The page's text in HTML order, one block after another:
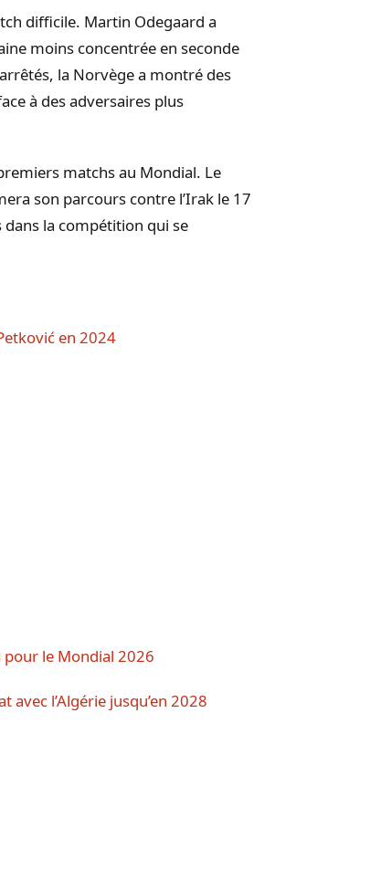
difficile. Martin Odegaard a
moins concentrée en seconde
la Norvège a montré des
à des adversaires plus
matchs au Mondial. Le
son parcours contre l’Irak le 17
dans la compétition qui se
en 2024
pour le Mondial 2026
l’Algérie jusqu’en 2028